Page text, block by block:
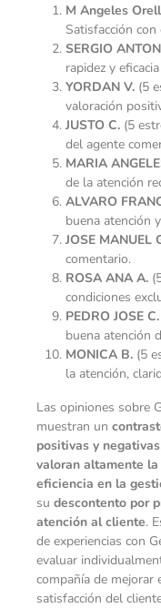
M Angeles
Satisfacción
SERGIO
rapidez y
YORDAN V. (5
valoración
JUSTO C. (5
del agente
MARIA
de la atención
ALVARO
buena atención
JOSE MANUEL
comentario.
ROSA ANA A.
condiciones
PEDRO JOSE C.
buena atención
MONICA B. (5
la atención,
Las opiniones sobre
muestran un
positivas y negativas
valoran altamente
eficiencia en la
su descontento por
atención al cliente.
de experiencias con
evaluar
compañía de mejorar
satisfacción del